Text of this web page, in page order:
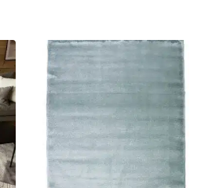
valinnat
tuotteen
sivulla.